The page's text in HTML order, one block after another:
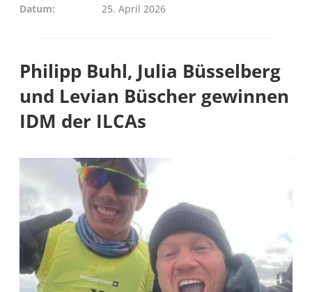
Datum 25. April 2026
Philipp Buhl, Julia Büsselberg
und Levian Büscher gewinnen
IDM der ILCAs